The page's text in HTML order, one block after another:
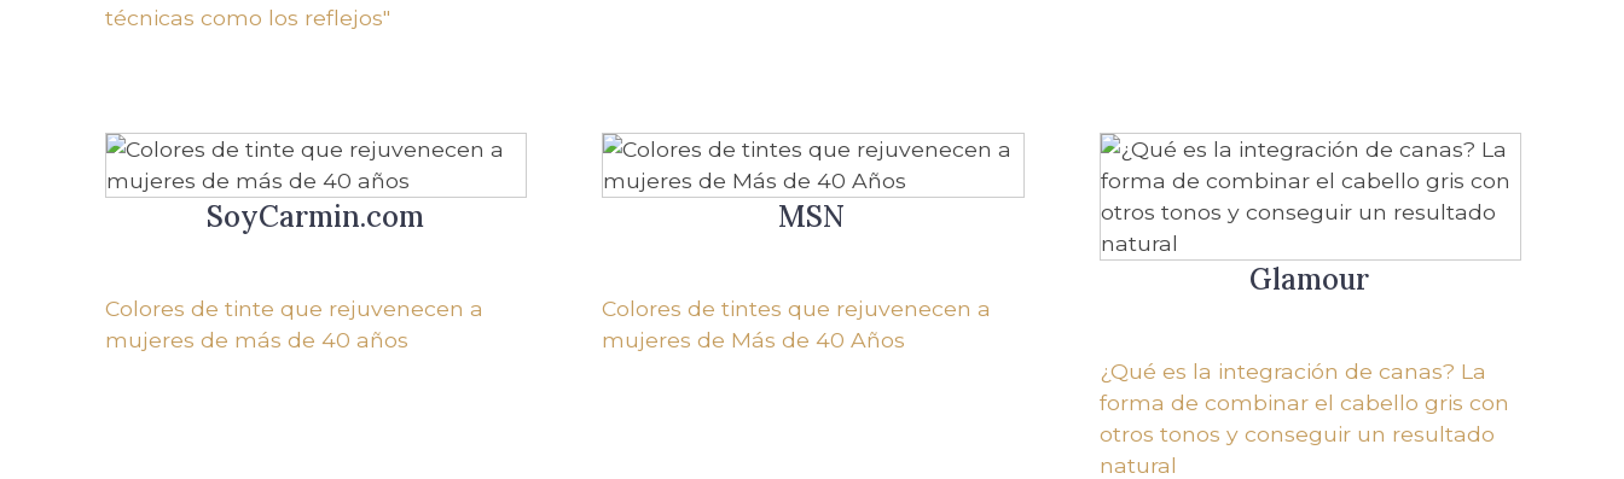
técnicas como los reflejos"
SoyCarmin.com
Colores de tinte que rejuvenecen a
mujeres de más de 40 años
MSN
Colores de tintes que rejuvenecen a
mujeres de Más de 40 Años
Glamour
¿Qué es la integración de canas? La
forma de combinar el cabello gris con
otros tonos y conseguir un resultado
natural